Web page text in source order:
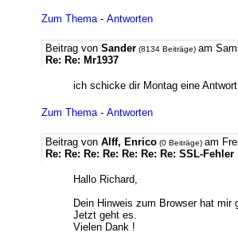
Zum Thema- Antworten
Beitrag von Sander (8134 Beiträge) am
Re: Re: Mr1937
ich schicke dir Montag eine Antwort
Zum Thema- Antworten
Beitrag von Alff, Enrico (0 Beiträge) am
Re: Re: Re: Re: Re: Re: Re: SSL-Fehler
Hallo Richard,
Dein Hinweis zum Browser hat
Jetzt geht es.
Vielen Dank !